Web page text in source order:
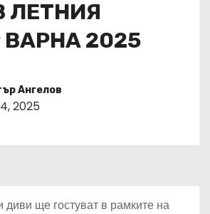
ЛЕТНИЯ
2025
Ангелов
2025
ще гостуват в рамките на